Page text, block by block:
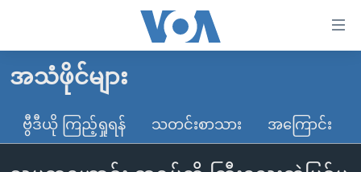
လွယ်ကူ
သည့်
မူလစာမျက်နှာ
မြန်မာ
ကမ္ဘာ့သတင်းများ
အသံဖိုင်များ
ဗွီဒီယို ကြည့်ရှုရန် သတင်းစာသား အကြောင်း